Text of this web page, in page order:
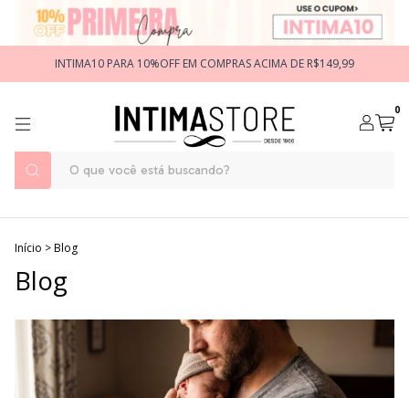
INTIMA10 PARA 10%OFF EM COMPRAS ACIMA DE R$149,99
0
Início >Blog
Blog